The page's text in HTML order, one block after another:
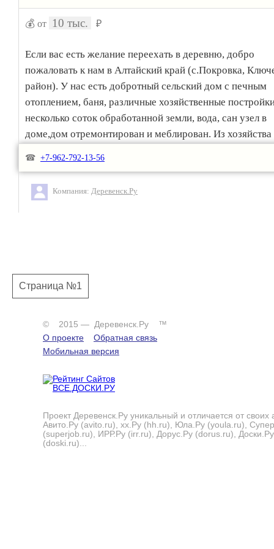
💰 от 10 тыс. ₽
Если вас есть желание переехать в деревню, добро
пожаловать к нам в Алтайский край (с.Покровка,
район). У нас есть добротный сельский дом с печным
отоплением, баня, различные хозяйственные
несколько соток обработанной земли, вода, сан узел в
доме,дом отремонтирован и меблирован. Из хозяйства
чистоплотного, ответственного, сознательного
который сможет присматривать за домом и
Желательно на очень длительный срок. ВСЕ
☎ +7-962-792-13-56
Компания: Деревенск.Ру
Страница №1
© 2015 — Деревенск.Ру ™
О проекте
Обратная связь
Мобильная версия
Проект Деревенск.Ру уникальный и отличается от своих
Авито.Ру (avito.ru), хх.Ру (hh.ru), Юла.Ру (youla.ru),
(superjob.ru), ИРР.Ру (irr.ru), Дорус.Ру (dorus.ru), Доски.Ру
(doski.ru)...